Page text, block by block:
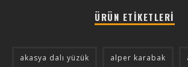
ÜRÜN ETIKETLERI
akasya dalı yüzük alper karabak